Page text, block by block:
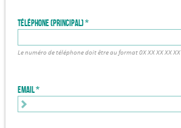
Téléphone (principal)
Le numéro de téléphone doit être au format 0X XX XX XX XX
Email